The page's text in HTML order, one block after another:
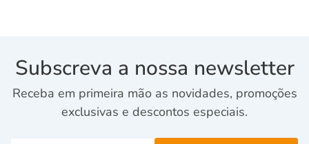
Subscreva a nossa newsletter
Receba em primeira mão as novidades, promoções
exclusivas e descontos especiais.